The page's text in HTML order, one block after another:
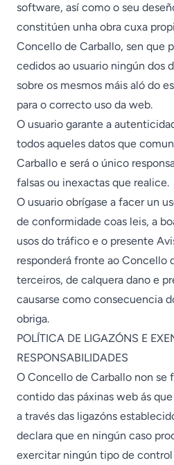
software, así como o seu
constitúen unha obra cuxa
Concello de Carballo, sen que
cedidos ao usuario ningún dos
sobre os mesmos máis aló do
para o correcto uso da web.
O usuario garante a
todos aqueles datos que
Carballo e será o único
falsas ou inexactas que realice.
O usuario obrígase a facer un
de conformidade coas leis, a
usos do tráfico e o presente
responderá fronte ao Concello
terceiros, de calquera dano e
causarse como consecuencia
obriga.
POLÍTICA DE LIGAZÓNS E
RESPONSABILIDADES
O Concello de Carballo non se
contido das páxinas web ás
a través das ligazóns
declara que en ningún caso
exercitar ningún tipo de